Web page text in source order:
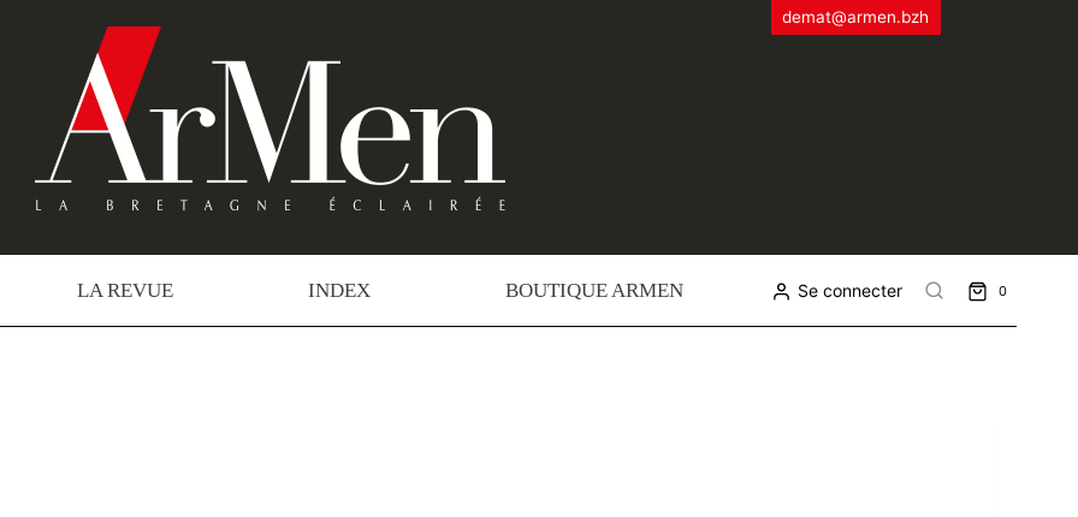
demat@armen.bzh
LA REVUE INDEX BOUTIQUE ARMEN Se connecter 0